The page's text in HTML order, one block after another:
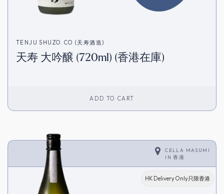
TENJU SHUZO.CO (天寿酒造)
天寿 大吟醸 (720ml) (香港在庫)
ADD TO CART
CELLA MASUMI
IN香港
HK Delivery Only只限香港